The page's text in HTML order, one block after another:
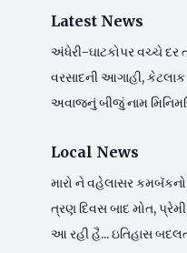
Latest News
અંધેરી-ઘાટકોપર વચ્ચે દર
વરસાદની આગાહી,
અવાજનું બીજું નામ
Local News
મારો ને વહેલાસર
ત્રણ દિવસ બાદ મોત,
આ રહી હૈ... ઇતિહાસ